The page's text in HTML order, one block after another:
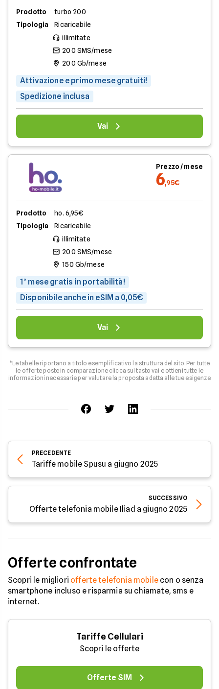
Prodotto
turbo 200
Tipologia
Ricaricabile
illimitate
200 SMS/mese
200 Gb/mese
Attivazione e primo mese gratuiti!
Spedizione inclusa
Vai
Prezzo / mese
6,95€
Prodotto
ho. 6,95€
Tipologia
Ricaricabile
illimitate
200 SMS/mese
150 Gb/mese
1° mese gratis in portabilità!
Disponibile anche in eSIM a 0,05€
Vai
*Le tabelle riportano a titolo esemplificativo la struttura del sito. Per tutte
le offerte poste in comparazione clicca sul tasto vai e ottieni tutte le
informazioni necessarie per valutare la proposta adatta alle tue esigenze
PRECEDENTE
Tariffe mobile Spusu a giugno 2025
SUCCESSIVO
Offerte telefonia mobile Iliad a giugno 2025
Offerte confrontate
Scopri le migliori offerte telefonia mobilecon o senza
smartphone incluso e risparmia su chiamate, sms e
internet.
Tariffe Cellulari
Scopri le offerte
Offerte SIM